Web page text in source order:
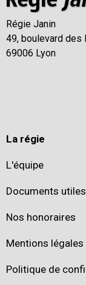
Régie Janin
49, boulevard des
69006 Lyon
La régie
L'équipe
Documents utiles
Nos honoraires
Mentions légales
Politique de